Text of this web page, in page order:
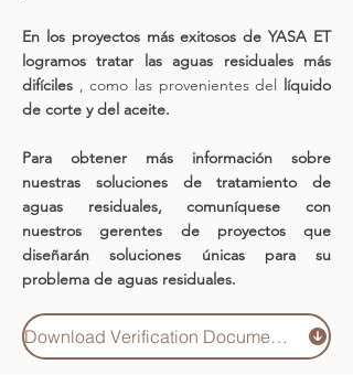
En los proyectos más exitosos de YASA ET
logramos tratar las aguas residuales más
difíciles , como las provenientes del líquido
de corte y del aceite.
Para obtener más información sobre
nuestras soluciones de tratamiento de
aguas residuales, comuníquese con
nuestros gerentes de proyectos que
diseñarán soluciones únicas para su
problema de aguas residuales.
Download Verification Document (PDF)